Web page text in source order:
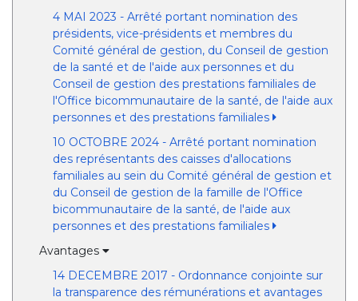
4 MAI 2023 - Arrêté portant nomination des
présidents, vice-présidents et membres du
Comité général de gestion, du Conseil de gestion
de la santé et de l'aide aux personnes et du
Conseil de gestion des prestations familiales de
l'Office bicommunautaire de la santé, de l'aide aux
personnes et des prestations familiales
10 OCTOBRE 2024 - Arrêté portant nomination
des représentants des caisses d'allocations
familiales au sein du Comité général de gestion et
du Conseil de gestion de la famille de l'Office
bicommunautaire de la santé, de l'aide aux
personnes et des prestations familiales
Avantages
14 DECEMBRE 2017 - Ordonnance conjointe sur
la transparence des rémunérations et avantages